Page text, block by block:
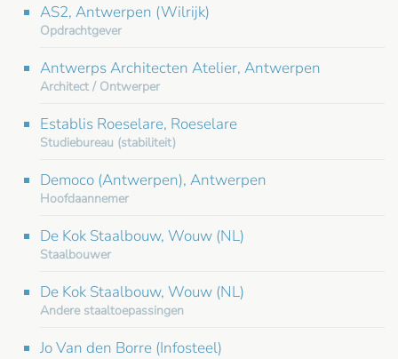
AS2, Antwerpen (Wilrijk)
Opdrachtgever
Antwerps Architecten Atelier, Antwerpen
Architect / Ontwerper
Establis Roeselare, Roeselare
Studiebureau (stabiliteit)
Democo (Antwerpen), Antwerpen
Hoofdaannemer
De Kok Staalbouw, Wouw (NL)
Staalbouwer
De Kok Staalbouw, Wouw (NL)
Andere staaltoepassingen
Jo Van den Borre (Infosteel)